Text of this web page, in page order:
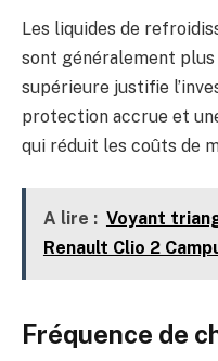
Les liquides de
sont généralement
supérieure justifie
protection accrue et
qui réduit les coûts de
A lire : Voyant
Renault Clio 2
Fréquence de